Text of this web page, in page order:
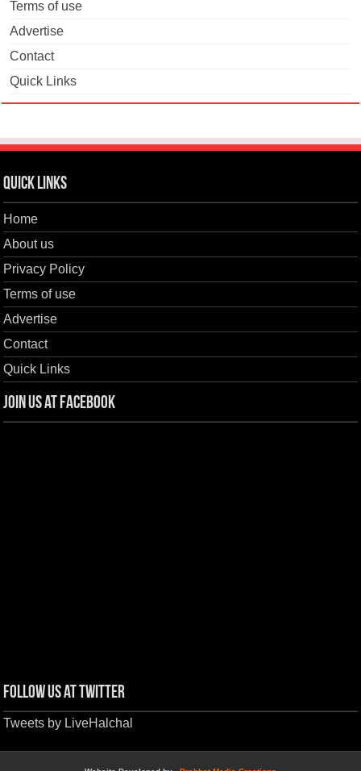
Terms of use
Advertise
Contact
Quick Links
Quick Links
Home
About us
Privacy Policy
Terms of use
Advertise
Contact
Quick Links
Join us at Facebook
Follow us at Twitter
Tweets by LiveHalchal